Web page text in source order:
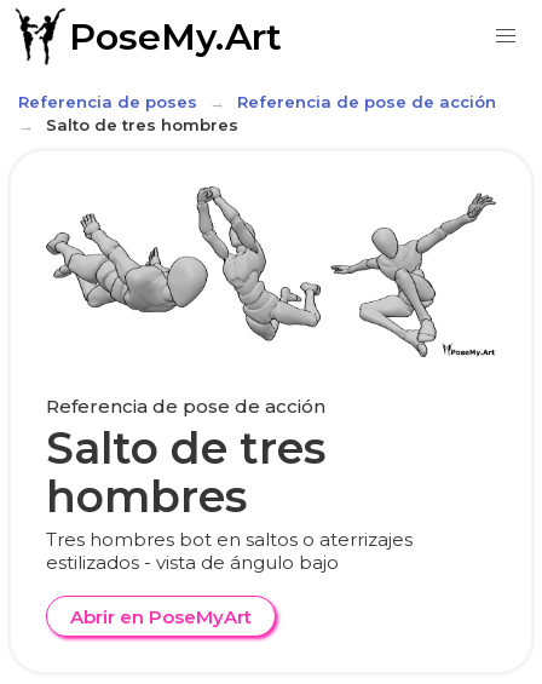
PoseMy.Art
Referencia de poses
Referencia de pose de acción
Salto de tres hombres
Referencia de pose de acción
Salto de tres
hombres
Tres hombres bot en saltos o aterrizajes
estilizados - vista de ángulo bajo
Abrir en PoseMyArt